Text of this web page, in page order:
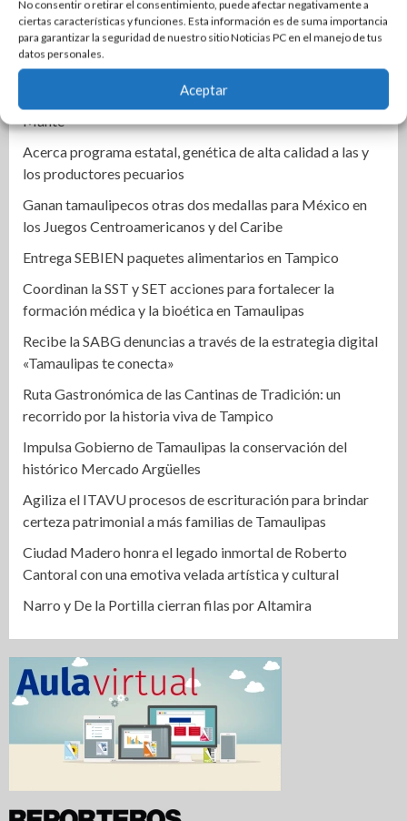
No consentir o retirar el consentimiento, puede afectar negativamente a
ciertas características y funciones. Esta información es de suma importancia
para garantizar la seguridad de nuestro sitio Noticias PC en el manejo de tus
datos personales.
Aceptar
Incendio acaba con una casa en La Progreso Social
Un automóvil derrapó y quedó fuera de la carretera estatal
El Limón-Xicoténcatl.
Motociclista termina en el hospital tras derrapar en El
Mante
Acerca programa estatal, genética de alta calidad a las y
los productores pecuarios
Ganan tamaulipecos otras dos medallas para México en
los Juegos Centroamericanos y del Caribe
Entrega SEBIEN paquetes alimentarios en Tampico
Coordinan la SST y SET acciones para fortalecer la
formación médica y la bioética en Tamaulipas
Recibe la SABG denuncias a través de la estrategia digital
«Tamaulipas te conecta»
Ruta Gastronómica de las Cantinas de Tradición: un
recorrido por la historia viva de Tampico
Impulsa Gobierno de Tamaulipas la conservación del
histórico Mercado Argüelles
Agiliza el ITAVU procesos de escrituración para brindar
certeza patrimonial a más familias de Tamaulipas
Ciudad Madero honra el legado inmortal de Roberto
Cantoral con una emotiva velada artística y cultural
Narro y De la Portilla cierran filas por Altamira